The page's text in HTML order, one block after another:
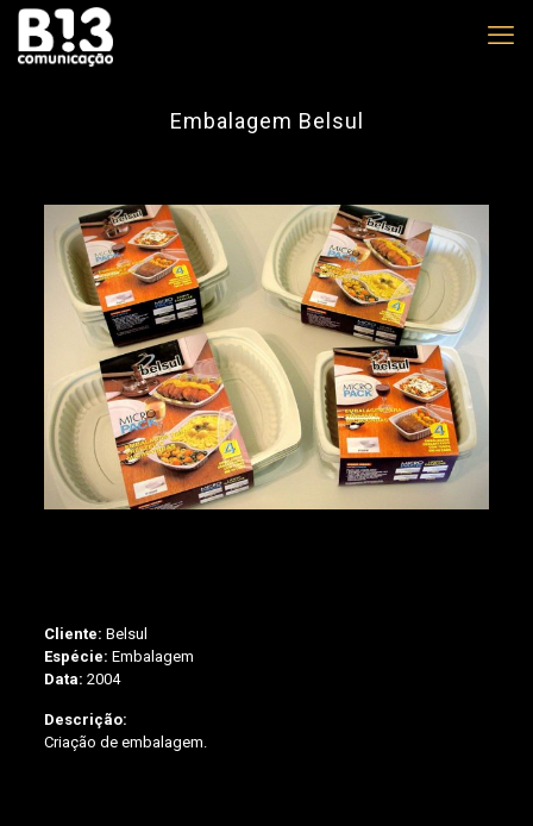
Embalagem Belsul
Cliente: Belsul
Espécie: Embalagem
Data: 2004
Descrição:
Criação de embalagem.